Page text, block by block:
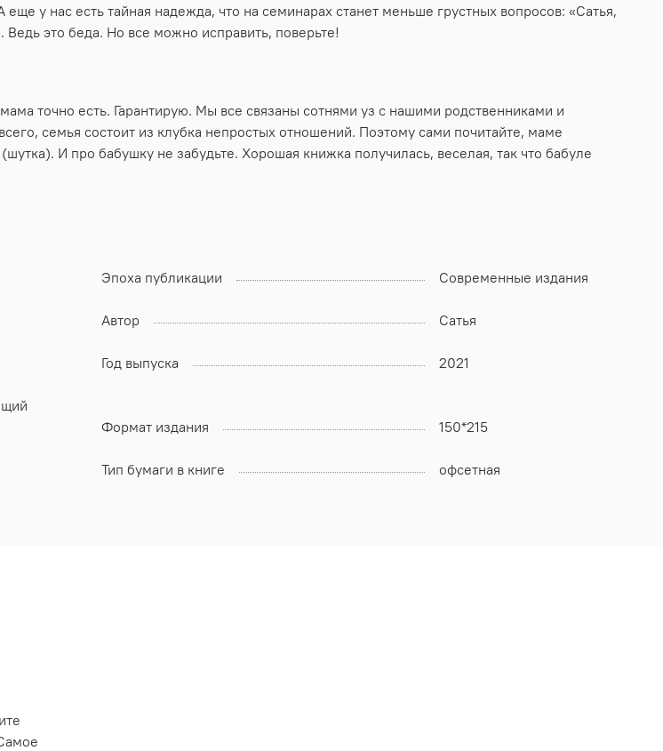
у нас есть тайная надежда, что на семинарах станет меньше грустных вопросов: «Сатья,
Ведь это беда. Но все можно исправить, поверьте!
точно есть. Гарантирую. Мы все связаны сотнями уз с нашими родственниками и
семья состоит из клубка непростых отношений. Поэтому сами почитайте, маме
И про бабушку не забудьте. Хорошая книжка получилась, веселая, так что бабуле
Эпоха публикации Современные издания
Автор Сатья
Год выпуска 2021
Формат издания 150*215
Тип бумаги в книге офсетная